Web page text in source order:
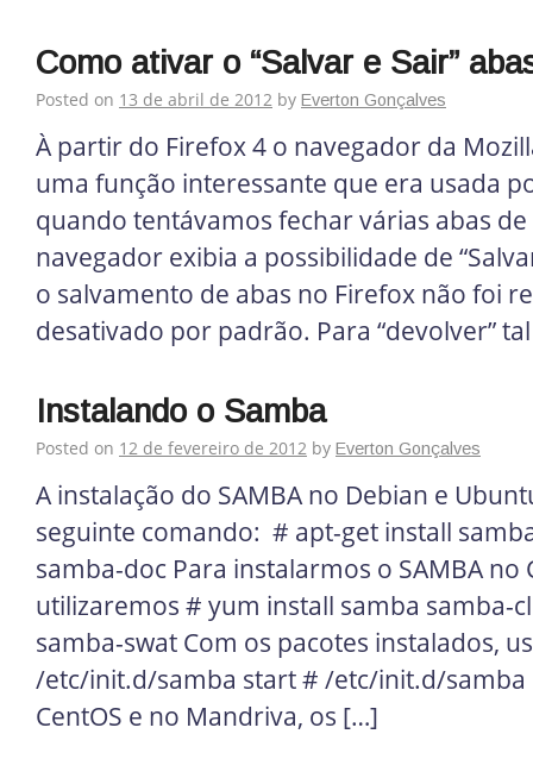
Como ativar o “Salvar e Sair”
Posted on 13 de abril de 2012 by Everton Gonçalves
À partir do Firefox 4 o navegador da
uma função interessante que era usada
quando tentávamos fechar várias abas
navegador exibia a possibilidade de
o salvamento de abas no Firefox não foi
desativado por padrão. Para “devolver”
Instalando o Samba
Posted on 12 de fevereiro de 2012 by Everton Gonçalves
A instalação do SAMBA no Debian e
seguinte comando: # apt-get install
samba-doc Para instalarmos o SAMBA no
utilizaremos # yum install samba samba-
samba-swat Com os pacotes instalados,
/etc/init.d/samba start # /etc/init.d/samba
CentOS e no Mandriva, os […]